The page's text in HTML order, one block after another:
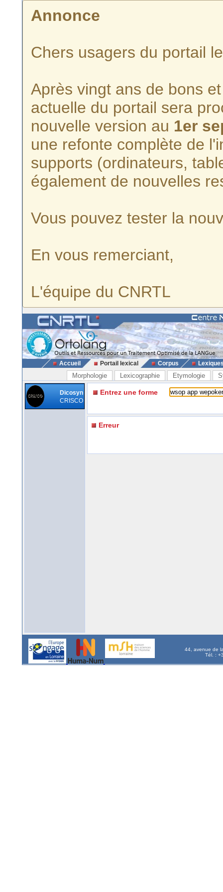
Annonce
Chers usagers du portail
Après vingt ans de bons
actuelle du portail sera
nouvelle version au 1er
une refonte complète de
supports (ordinateurs,
également de nouvelles
Vous pouvez tester la
En vous remerciant,
L'équipe du CNRTL
Accueil Portail lexical Corpus
Morphologie Lexicographie Etymologie
Dicosyn
CRISCO
Entrez une forme
Erreur
44, avenue de
Tél. :